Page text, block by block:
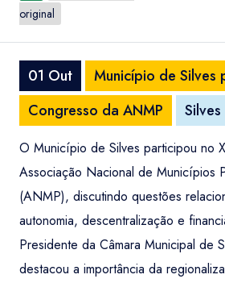
original
01 Out
Município de Silves
Congresso da ANMP
Silves
O Município de Silves participou no
Associação Nacional de Municípios
(ANMP), discutindo questões
autonomia, descentralização e
Presidente da Câmara Municipal de
destacou a importância da